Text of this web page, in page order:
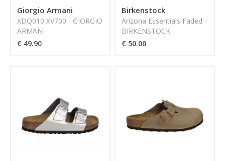
Giorgio Armani
XDQ010 XV700 - GIORGIO
ARMANI
€ 49.90
Birkenstock
Arizona Essentials Faded -
BIRKENSTOCK
€ 50.00